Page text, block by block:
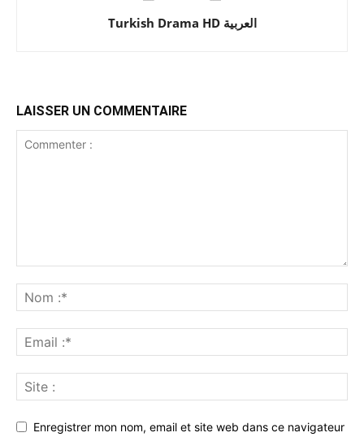
Turkish Drama HD العربية
LAISSER UN COMMENTAIRE
Enregistrer mon nom, email et site web dans ce navigateur